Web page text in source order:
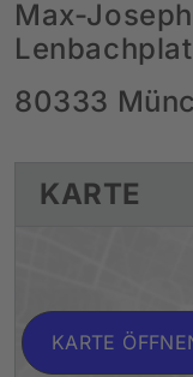
Max-
80333
KARTE
KARTE